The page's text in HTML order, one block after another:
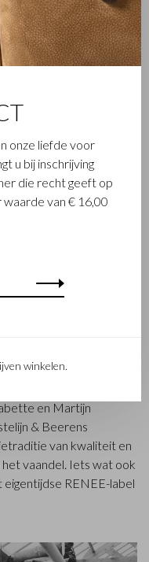
en leerstanser
en Martijn
& Beerens
van kwaliteit en
vaandel. Iets wat ook
eigentijdse RENEE-label
onze liefde voor
u bij inschrijving
die recht geeft op
van € 16,00
winkelen.